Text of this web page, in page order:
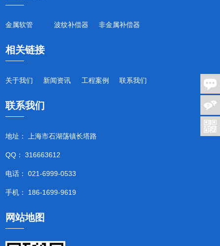
金属软管 波纹补偿器 非金属补偿器
相关链接
关于我们 新闻资讯 工程案例 联系我们
联系我们
地址： 上海市石湖荡镇长塔路
QQ： 316663612
电话： 021-6999-0533
手机： 186-1699-9619
网站地图